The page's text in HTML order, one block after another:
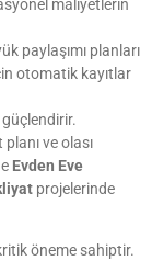
maliyetlerin
paylaşımı planları
otomatik kayıtlar
güçlendirir.
ve olası
Evden Eve
projelerinde
öneme sahiptir.